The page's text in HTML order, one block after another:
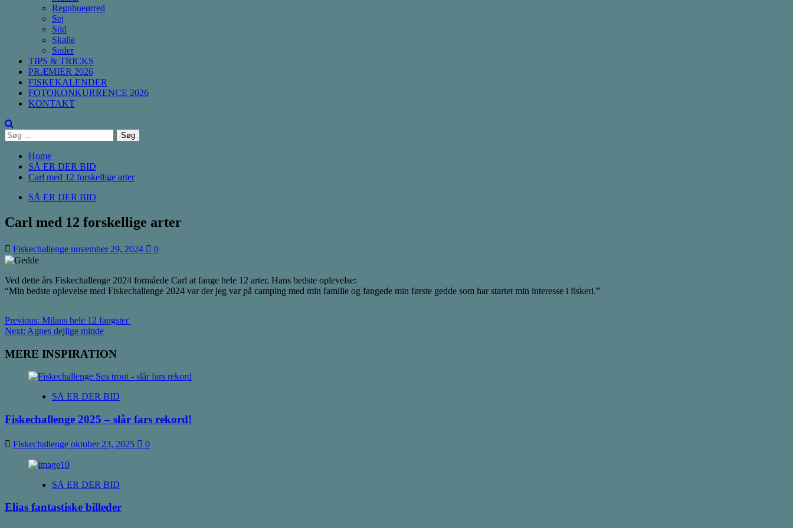
Regnbueørred
Sej
Sild
Skalle
Suder
TIPS & TRICKS
PRÆMIER 2026
FISKEKALENDER
FOTOKONKURRENCE 2026
KONTAKT
Søg
efter:
Home
SÅ ER DER BID
Carl med 12 forskellige arter
SÅ ER DER BID
Carl med 12 forskellige arter
Fiskechallenge november 29, 2024 0
Ved dette års Fiskechallenge 2024 formåede Carl at fange hele 12 arter. Hans bedste oplevelse:
“Min bedste oplevelse med Fiskechallenge 2024 var der jeg var på camping med min familie og fangede min første gedde som har startet min interesse i fiskeri.”
Post
navigation
Previous: Milans hele 12 fangster
Next: Agnes dejlige minde
MERE INSPIRATION
SÅ ER DER BID
Fiskechallenge 2025 – slår fars rekord!
Fiskechallenge oktober 23, 2025 0
SÅ ER DER BID
Elias fantastiske billeder